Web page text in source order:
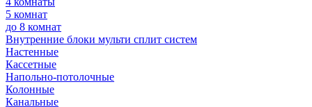
5 комнат
до 8 комнат
Внутренние блоки мульти сплит систем
Настенные
Кассетные
Напольно-потолочные
Колонные
Канальные